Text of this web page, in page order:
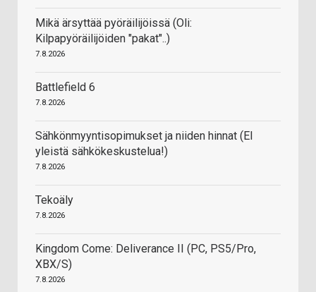
Mikä ärsyttää pyöräilijöissä (Oli:
Kilpapyöräilijöiden "pakat"..)
7.8.2026
Battlefield 6
7.8.2026
Sähkönmyyntisopimukset ja niiden hinnat (EI
yleistä sähkökeskustelua!)
7.8.2026
Tekoäly
7.8.2026
Kingdom Come: Deliverance II (PC, PS5/Pro,
XBX/S)
7.8.2026